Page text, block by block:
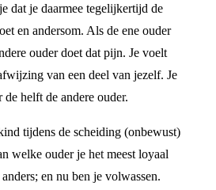
dat je daarmee tegelijkertijd de
en andersom. Als de ene ouder
ouder doet dat pijn. Je voelt
van een deel van jezelf. Je
helft de andere ouder.
tijdens de scheiding (onbewust)
welke ouder je het meest loyaal
en nu ben je volwassen.